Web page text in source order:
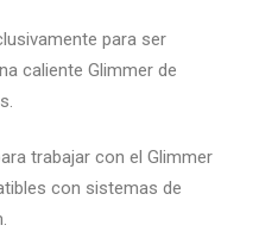
para ser
caliente Glimmer de
trabajar con el Glimmer
con sistemas de